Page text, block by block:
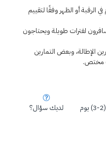
لديك سؤال؟
الرقبة أو الظهر وفقًا لتقييم
لفترات طويلة ويحتاجون
الإطالة، وبعض التمارين
مختص.